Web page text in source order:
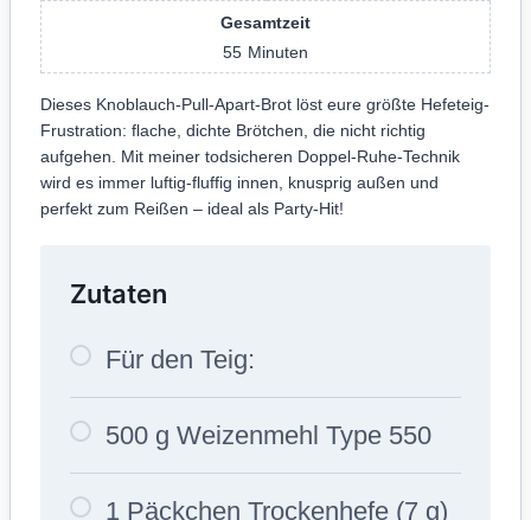
Gesamtzeit
55 Minuten
Dieses Knoblauch-Pull-Apart-Brot löst eure größte Hefeteig-
Frustration: flache, dichte Brötchen, die nicht richtig
aufgehen. Mit meiner todsicheren Doppel-Ruhe-Technik
wird es immer luftig-fluffig innen, knusprig außen und
perfekt zum Reißen – ideal als Party-Hit!
Zutaten
Für den Teig:
500 g Weizenmehl Type 550
1 Päckchen Trockenhefe (7 g)